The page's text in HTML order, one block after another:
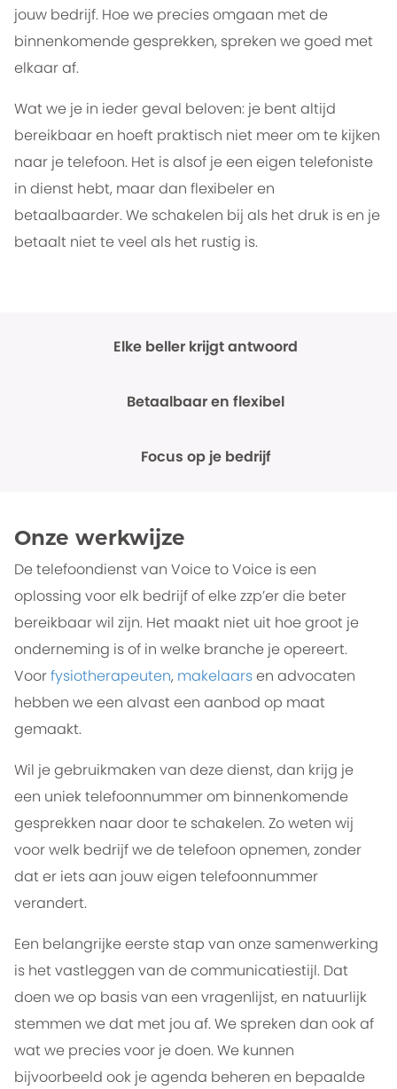
jouw bedrijf. Hoe we precies omgaan met de
binnenkomende gesprekken, spreken we goed met
elkaar af.
Wat we je in ieder geval beloven: je bent altijd
bereikbaar en hoeft praktisch niet meer om te kijken
naar je telefoon. Het is alsof je een eigen telefoniste
in dienst hebt, maar dan flexibeler en
betaalbaarder. We schakelen bij als het druk is en je
betaalt niet te veel als het rustig is.
Elke beller krijgt antwoord
Betaalbaar en flexibel
Focus op je bedrijf
Onze werkwijze
De telefoondienst van Voice to Voice is een
oplossing voor elk bedrijf of elke zzp’er die beter
bereikbaar wil zijn. Het maakt niet uit hoe groot je
onderneming is of in welke branche je opereert.
Voorfysiotherapeuten, makelaarsen advocaten
hebben we een alvast een aanbod op maat
gemaakt.
Wil je gebruikmaken van deze dienst, dan krijg je
een uniek telefoonnummer om binnenkomende
gesprekken naar door te schakelen. Zo weten wij
voor welk bedrijf we de telefoon opnemen, zonder
dat er iets aan jouw eigen telefoonnummer
verandert.
Een belangrijke eerste stap van onze samenwerking
is het vastleggen van de communicatiestijl. Dat
doen we op basis van een vragenlijst, en natuurlijk
stemmen we dat met jou af. We spreken dan ook af
wat we precies voor je doen. We kunnen
bijvoorbeeld ook je agenda beheren en bepaalde